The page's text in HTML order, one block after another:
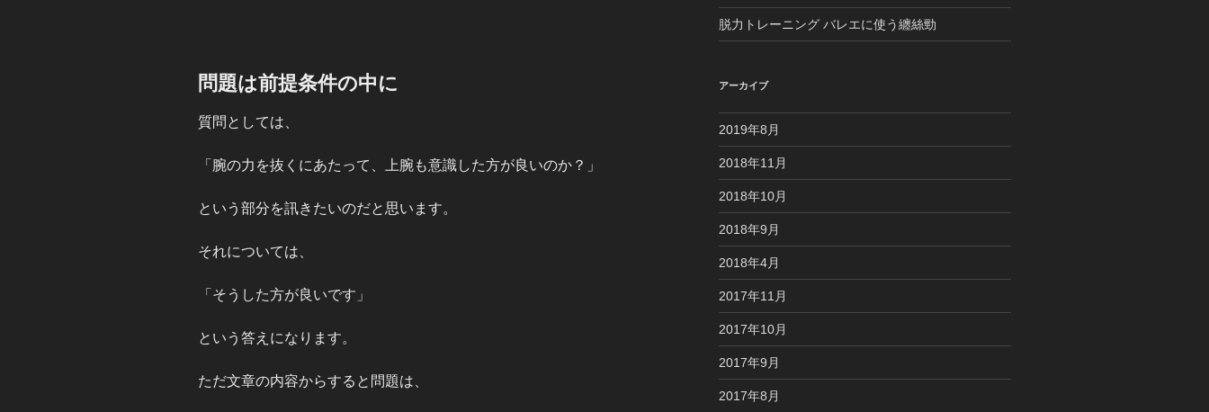
問題は前提条件の中に
質問としては、
「腕の力を抜くにあたって、上腕も意識した方が良いのか？」
という部分を訊きたいのだと思います。
それについては、
「そうした方が良いです」
という答えになります。
ただ文章の内容からすると問題は、
脱力トレーニング バレエに使う纏絲勁
アーカイブ
2019年8月
2018年11月
2018年10月
2018年9月
2018年4月
2017年11月
2017年10月
2017年9月
2017年8月